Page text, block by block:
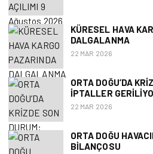
KÜRESEL HAVA
DALGALANMA
22 MAR 2026
ORTA DOĞU’DA
İPTALLER
22 MAR 2026
ORTA DOĞU
BILANÇOSU